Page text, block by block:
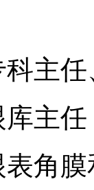
主
主任
角